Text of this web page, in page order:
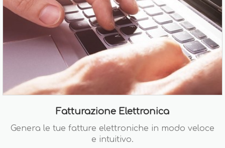
Fatturazione Elettronica
Genera le tue fatture elettroniche in modo veloce
e intuitivo.